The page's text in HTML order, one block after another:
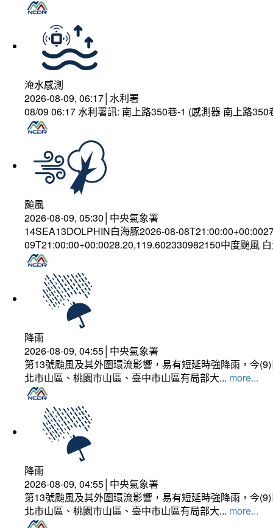
淹水感測
2026-08-09, 06:17│水利署
08/09 06:17 水利署訊: 南上路350巷-1 (感測器 南上路
颱風
2026-08-09, 05:30│中央氣象署
14SEA13DOLPHIN白海豚2026-08-
09T21:00:00+00:0028.20,119.602330982150中度颱風
降雨
2026-08-09, 04:55│中央氣象署
第13號颱風及其外圍環流影響，易有短延時強降雨，今
北市山區、桃園市山區、臺中市山區有局部大... more...
降雨
2026-08-09, 04:55│中央氣象署
第13號颱風及其外圍環流影響，易有短延時強降雨，今
北市山區、桃園市山區、臺中市山區有局部大... more...